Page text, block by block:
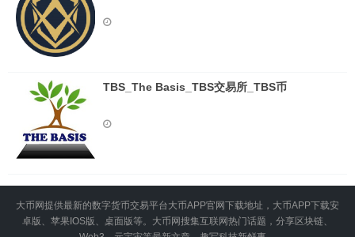
TBS_The Basis_TBS交易所_TBS币
大币网提供最新的数字货币交易平台大币APP官网下载地址，大币APP下载安
卓版、苹果IOS版、桌面版等。大币网搜集互联网热门话题，分享区块链、